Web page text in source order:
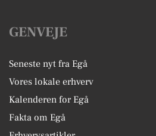
GENVEJE
Seneste nyt fra Egå
Vores lokale erhverv
Kalenderen for Egå
Fakta om Egå